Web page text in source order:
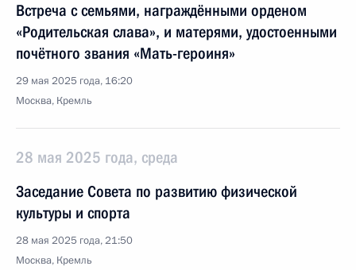
Встреча с семьями, награждёнными орденом
«Родительская слава», и матерями, удостоенными
почётного звания «Мать-героиня»
29 мая 2025 года, 16:20
Москва, Кремль
28 мая 2025 года, среда
Заседание Совета по развитию физической
культуры и спорта
28 мая 2025 года, 21:50
Москва, Кремль